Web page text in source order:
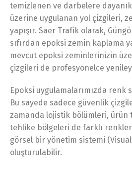
temizlenen ve darbelere
üzerine uygulanan yol çizgileri,
yapışır. Saer Trafik olarak,
sıfırdan epoksi zemin kaplama
mevcut epoksi zeminlerinizin
çizgileri de profesyonelce
Epoksi uygulamalarımızda renk
Bu sayede sadece güvenlik
zamanda lojistik bölümleri, ürün
tehlike bölgeleri de farklı
görsel bir yönetim sistemi
oluşturulabilir.